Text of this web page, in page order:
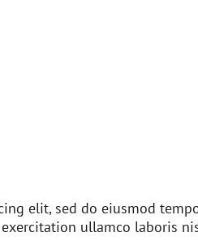
elit, sed do eiusmod
ullamco laboris